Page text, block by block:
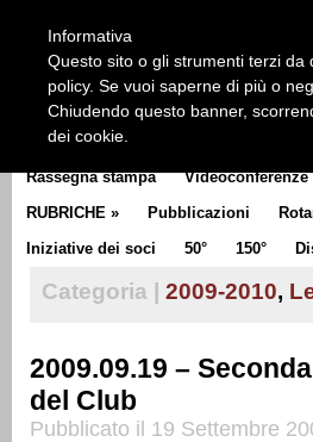
CLUB COMMUNICATOR
Rassegna stampa Videoconferenze
RUBRICHE » Pubblicazioni
Iniziative dei soci
50° 150°
Categoria | 2009-2010,
2009.09.19 –
del Club
Pubblicato il 19 Settembre
Informativa
Questo sito o gli strumenti terzi da
policy. Se vuoi saperne di più o
Chiudendo questo banner,
dei cookie.